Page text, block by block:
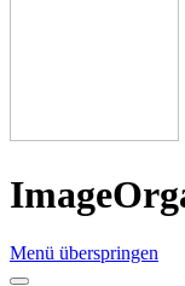
Menü überspringen